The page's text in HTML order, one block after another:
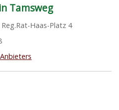
Tamsweg
Haas-Platz 4